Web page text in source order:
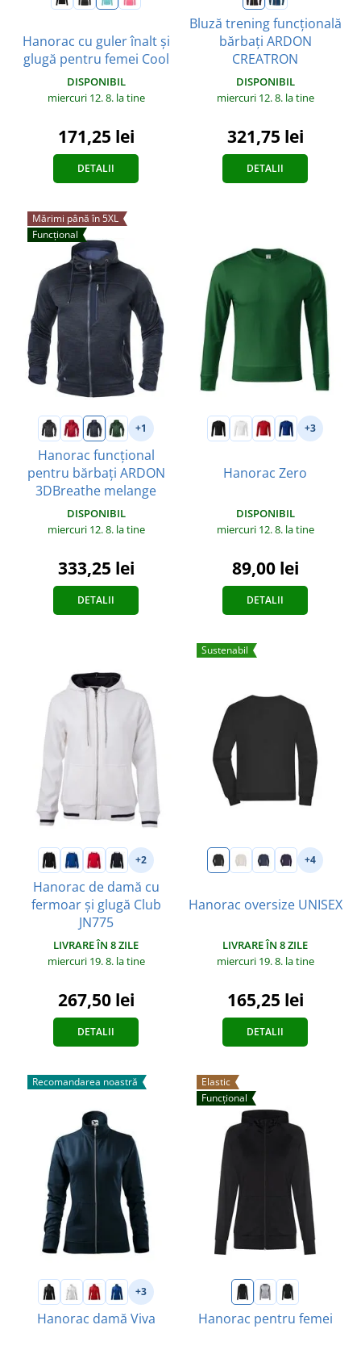
Hanorac cu guler înalt și
glugă pentru femei Cool
DISPONIBIL
miercuri 12. 8. la tine
171,25 lei
DETALII
Bluză trening funcțională
bărbați ARDON
CREATRON
DISPONIBIL
miercuri 12. 8. la tine
321,75 lei
DETALII
Mărimi până în 5XL
Funcțional
+1
Hanorac funcțional
pentru bărbați ARDON
3DBreathe melange
DISPONIBIL
miercuri 12. 8. la tine
333,25 lei
DETALII
+3
Hanorac Zero
DISPONIBIL
miercuri 12. 8. la tine
89,00 lei
DETALII
+2
Hanorac de damă cu
fermoar și glugă Club
JN775
LIVRARE ÎN 8 ZILE
miercuri 19. 8. la tine
267,50 lei
DETALII
Sustenabil
+4
Hanorac oversize UNISEX
LIVRARE ÎN 8 ZILE
miercuri 19. 8. la tine
165,25 lei
DETALII
Recomandarea noastră
+3
Hanorac damă Viva
Elastic
Funcțional
Hanorac pentru femei